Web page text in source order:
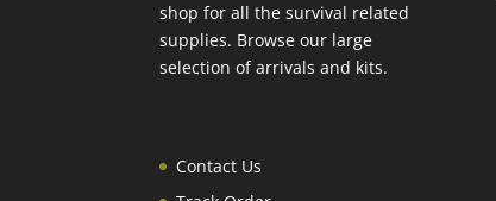
shop for all the survival related
supplies. Browse our large
selection of arrivals and kits.
Contact Us